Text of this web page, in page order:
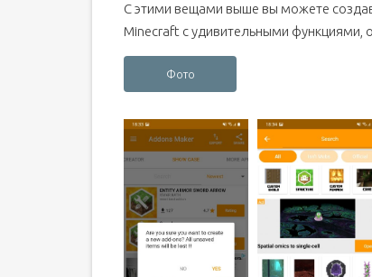
С этими вещами выше вы можете
Minecraft с удивительными функциями,
Фото